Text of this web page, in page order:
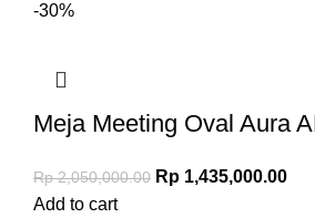
-30%
Meja Meeting Oval Aura
Rp2,050,000.00 Rp 1,435,000.00
Add to cart